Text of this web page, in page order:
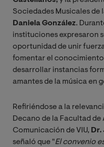
Sociedades Musicales de
Daniela González.
instituciones expresaron
oportunidad de unir
fomentar el
desarrollar instancias
amantes de la música en
Refiriéndose a la
Decano de la Facultad de
Comunicación de VIU, Dr.
señaló que "El convenio